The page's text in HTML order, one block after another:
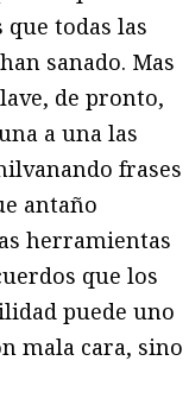
todas las
sanado. Mas
de pronto,
a una las
frases
antaño
herramientas
que los
puede uno
mala cara, sino